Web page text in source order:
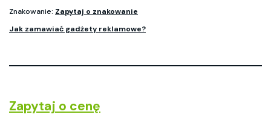
Znakowanie: Zapytaj o znakowanie
Jak zamawiać gadżety reklamowe?
Zapytaj o cenę